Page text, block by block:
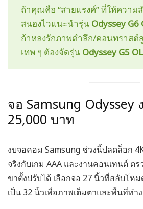
ถ้าคุณคือ “สายแรงค์” ที่ให้ควา
สนองไวแนะนำรุ่น Odyssey G6
ถ้าหลงรักภาพดำลึก/คอนทราสต์
เทพ ๆ ต้องจัดรุ่น Odyssey G5
จอ Samsung Odyssey
25,000 บาท
งบจอคอม Samsung ช่วงนี้ปลดล็อก
จริงกับเกม AAA และงานคอนเทนต์ ต
ขาตั้งปรับได้ เลือกจอ 27 นิ้วที่สลับโห
เป็น 32 นิ้วเพื่อภาพเต็มตาและพื้นที่ทำ